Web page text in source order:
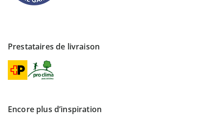
Prestataires de livraison
Encore plus d’inspiration